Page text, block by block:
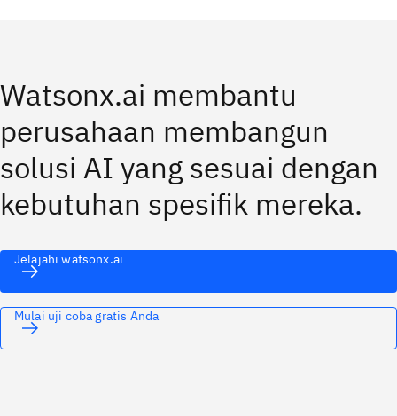
Watsonx.ai membantu
perusahaan membangun
solusi AI yang sesuai dengan
kebutuhan spesifik mereka.
Jelajahi watsonx.ai
Mulai uji coba gratis Anda